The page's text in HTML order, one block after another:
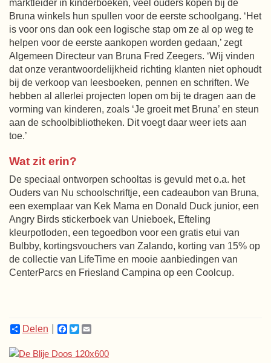
marktleider in kinderboeken, veel ouders kopen bij de
Bruna winkels hun spullen voor de eerste schoolgang. ‘Het
is voor ons dan ook een logische stap om ze al op weg te
helpen voor de eerste aankopen worden gedaan,’ zegt
Algemeen Directeur van Bruna Fred Zeegers. ‘Wij vinden
dat onze verantwoordelijkheid richting klanten niet ophoudt
bij de verkoop van leesboeken, pennen en schriften. We
hebben al allerlei projecten lopen om bij te dragen aan de
vorming van kinderen, zoals ‘Je groeit met Bruna’ en steun
aan de schoolbibliotheken. Dit voegt daar weer iets aan
toe.’
Wat zit erin?
De speciaal ontworpen schooltas is gevuld met o.a. het
Ouders van Nu schoolschriftje, een cadeaubon van Bruna,
een exemplaar van Kek Mama en Donald Duck junior, een
Angry Birds stickerboek van Unieboek, Efteling
kleurpotloden, een tegoedbon voor een gratis etui van
Bulbby, kortingsvouchers van Zalando, korting van 15% op
de collectie van LifeTime en mooie aanbiedingen van
CenterParcs en Friesland Campina op een Coolcup.
Delen Facebook
Twitter